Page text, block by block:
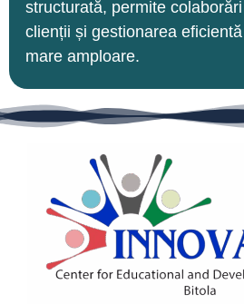
structurată, permite
clienții și gestionarea
mare amploare.